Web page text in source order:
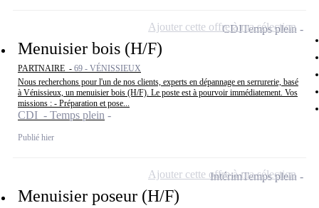
Menuisier bois (H/F)
PARTNAIRE - 69 - VÉNISSIEUX
Nous recherchons pour l'un de nos clients, experts en dépannage en serrurerie, basé
à Vénissieux, un menuisier bois (H/F). Le poste est à pourvoir immédiatement. Vos
missions : - Préparation et pose...
CDI - Temps plein
Publié hier
CDITemps plein
Ajouter cette offre à ma sélection
Menuisier poseur (H/F)
IntérimTemps plein
Ajouter cette offre à ma sélection